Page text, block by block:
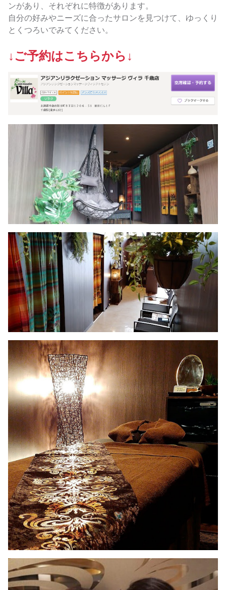
ンがあり、それぞれに特徴があります。
自分の好みやニーズに合ったサロンを見つけて、ゆっくり
とくつろいでみてください。
↓ご予約はこちらから↓